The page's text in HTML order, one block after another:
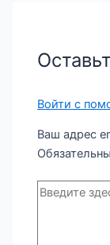
Войти с
Ваш адрес
Введите